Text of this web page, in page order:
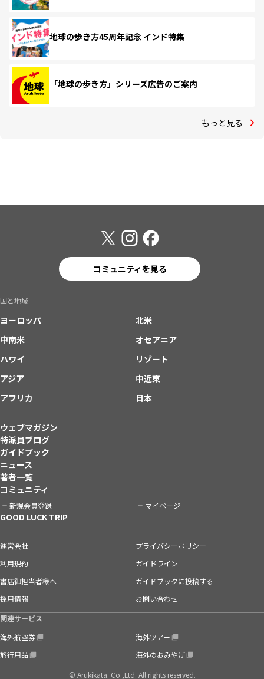
地球の歩き方45周年記念 インド特集
「地球の歩き方」シリーズ広告のご案内
もっと見る
コミュニティを見る
国と地域
ヨーロッパ
北米
中南米
オセアニア
ハワイ
リゾート
アジア
中近東
アフリカ
日本
ウェブマガジン
特派員ブログ
ガイドブック
ニュース
著者一覧
コミュニティ
新規会員登録 マイページ
GOOD LUCK TRIP
運営会社
プライバシーポリシー
利用規約
ガイドライン
書店御担当者様へ
ガイドブックに投稿する
採用情報
お問い合わせ
関連サービス
海外航空券
海外ツアー
旅行用品
海外のおみやげ
© Arukikata. Co.,Ltd. All rights reserved.